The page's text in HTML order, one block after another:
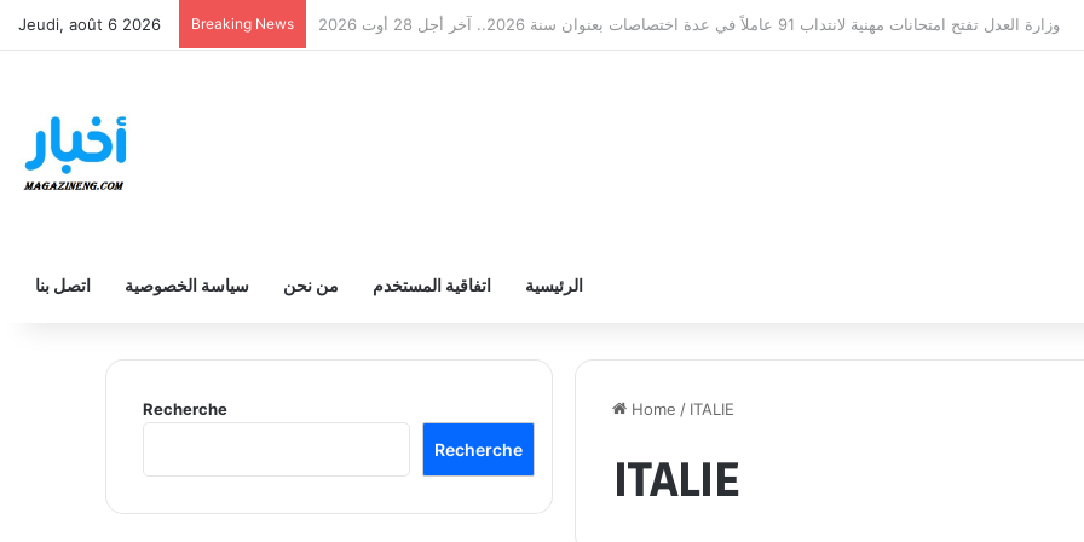
Jeudi, août 6 2026 Breaking News وزارة التربية تعلن عن نتائج القبول الأولي لمناظرة انتداب أساتذة التعليم الثانوي والفني والتقني 2026
اتصل بنا سياسة الخصوصية من نحن اتفاقية المستخدم الرئيسية
Home / ITALIE
ITALIE
Recherche
Recherche